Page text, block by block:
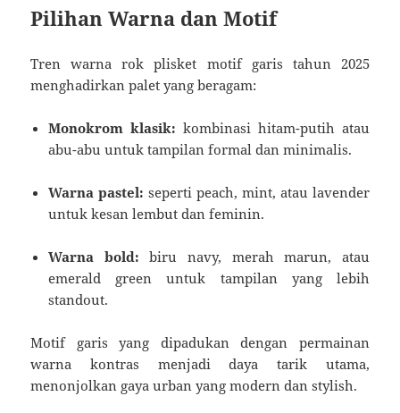
Pilihan Warna dan Motif
Tren warna rok plisket motif garis tahun 2025
menghadirkan palet yang beragam:
Monokrom klasik: kombinasi hitam-putih atau
abu-abu untuk tampilan formal dan minimalis.
Warna pastel: seperti peach, mint, atau lavender
untuk kesan lembut dan feminin.
Warna bold: biru navy, merah marun, atau
emerald green untuk tampilan yang lebih
standout.
Motif garis yang dipadukan dengan permainan
warna kontras menjadi daya tarik utama,
menonjolkan gaya urban yang modern dan stylish.